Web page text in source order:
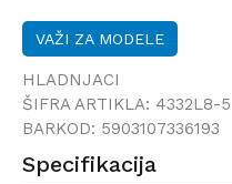
VAŽI ZA MODELE
HLADNJACI
ŠIFRA ARTIKLA: 4332L8-5
BARKOD: 5903107336193
Specifikacija